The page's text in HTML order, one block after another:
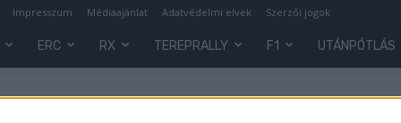
Impresszum Médiaajánlat Adatvédelmi elvek Szerzői jogok
ERC RX TEREPRALLY F1 UTÁNPÓTLÁS